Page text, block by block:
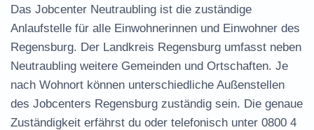
Das Jobcenter Neutraubling ist die zuständige
Anlaufstelle für alle Einwohnerinnen und Einwohner des
Regensburg. Der Landkreis Regensburg umfasst neben
Neutraubling weitere Gemeinden und Ortschaften. Je
nach Wohnort können unterschiedliche Außenstellen
des Jobcenters Regensburg zuständig sein. Die genaue
Zuständigkeit erfährst du oder telefonisch unter 0800 4